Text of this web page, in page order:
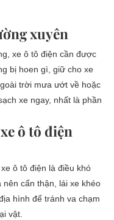
xuyên
xe ô tô điện cần được
bị hoen gì, giữ cho xe
trời mưa ướt về hoặc
xe ngay, nhất là phần
ô tô điện
ô tô điện là điều khó
cẩn thận, lái xe khéo
hình để tránh va chạm
vật.